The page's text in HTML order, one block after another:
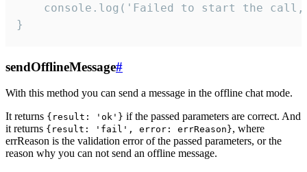
console.log('Failed to start the
}
sendOfflineMessage#
With this method you can send a message in the offline chat mode.
It returns {result: 'ok'} if the passed parameters are correct. And
it returns {result: 'fail', error: errReason}, where
errReason is the validation error of the passed parameters, or the
reason why you can not send an offline message.